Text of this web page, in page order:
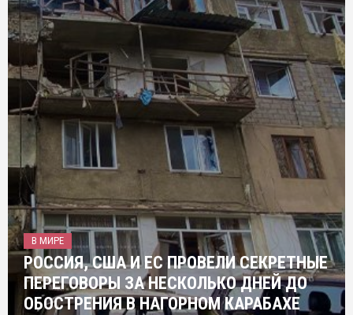
В МИРЕ
РОССИЯ, США И ЕС ПРОВЕЛИ СЕКРЕТНЫЕ
ПЕРЕГОВОРЫ ЗА НЕСКОЛЬКО ДНЕЙ ДО
ОБОСТРЕНИЯ В НАГОРНОМ КАРАБАХЕ